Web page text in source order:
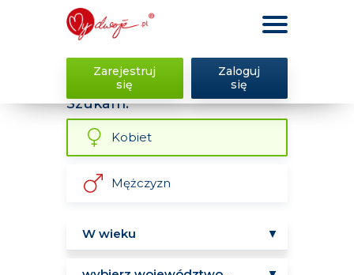
Zarejestruj
się
Zaloguj
się
Szukam:
Kobiet
Mężczyzn